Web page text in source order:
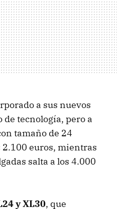
a sus nuevos
de tecnología, pero a
tamaño de 24
2.100 euros, mientras
salta a los 4.000
y XL30, que